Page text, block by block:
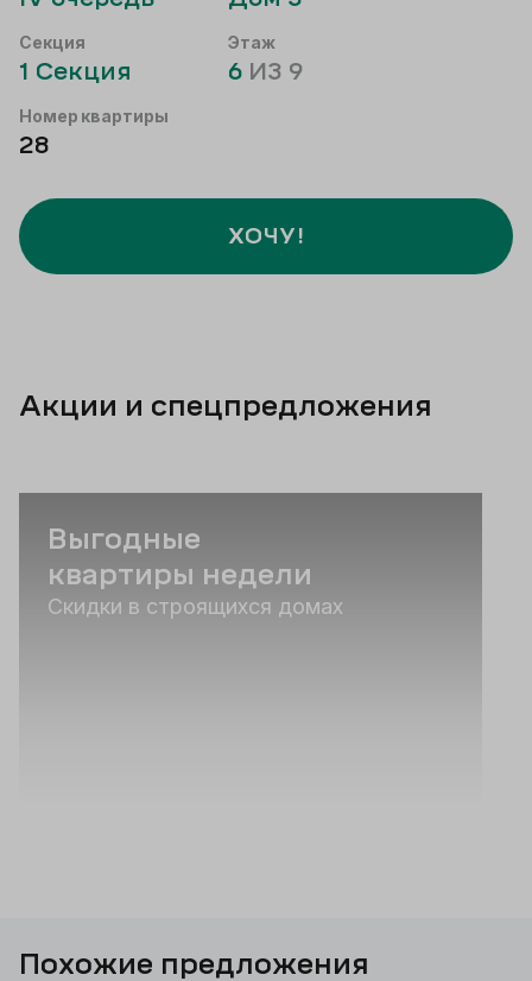
Секция
1 Секция
Этаж
6 ИЗ 9
Номер квартиры
28
ХОЧУ!
Акции и спецпредложения
Выгодные
квартиры недели
Скидки в строящихся домах
Похожие предложения